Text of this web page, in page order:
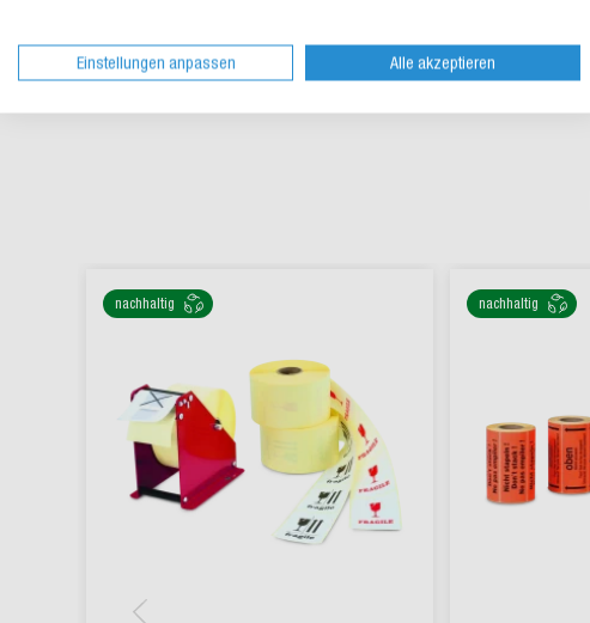
nachhaltig nachhaltig
Einstellungen anpassen Alle akzeptieren